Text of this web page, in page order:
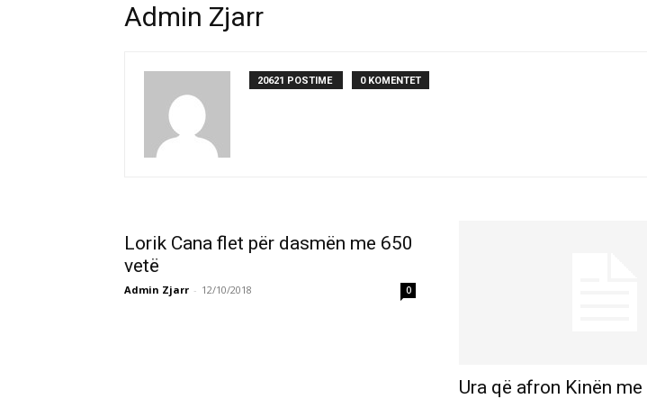
Admin Zjarr
20621 POSTIME 0 KOMENTET
Lorik Cana flet për dasmën me 650
vetë
Admin Zjarr - 12/10/2018 0
Ura që afron Kinën me